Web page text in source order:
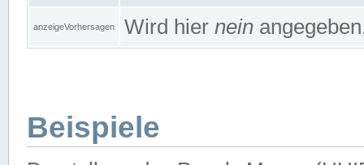
anzeigeVorhersagen Wird hier nein
Beispiele